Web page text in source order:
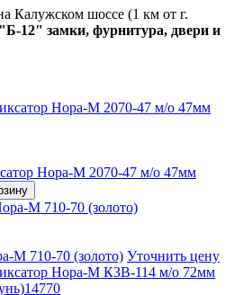
Калужском шоссе (1 км от г.
"Б-12" замки, фурнитура, двери и
Нора-М 2070-47 м/о 47мм
М 710-70 (золото) Уточнить цену